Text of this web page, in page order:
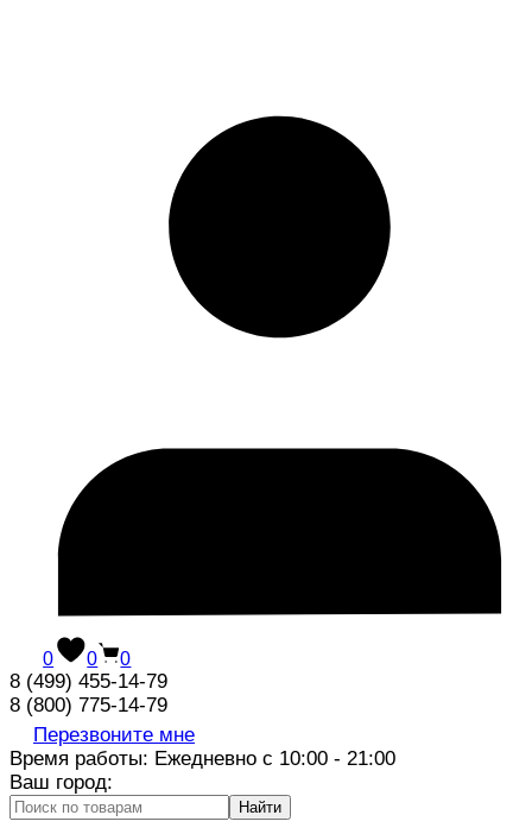
0 0 0
8 (499) 455-14-79
8 (800) 775-14-79
Перезвоните мне
Время работы: Ежедневно с 10:00 - 21:00
Ваш город:
Найти